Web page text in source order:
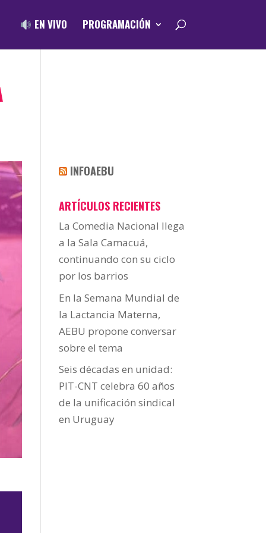
EN VIVO PROGRAMACIÓN
INFOAEBU
ARTÍCULOS RECIENTES
La Comedia Nacional llega
a la Sala Camacuá,
continuando con su ciclo
por los barrios
En la Semana Mundial de
la Lactancia Materna,
AEBU propone conversar
sobre el tema
Seis décadas en unidad:
PIT-CNT celebra 60 años
de la unificación sindical
en Uruguay